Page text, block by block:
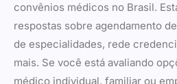
convênios médicos no Brasil.
respostas sobre agendamento
de especialidades, rede
mais. Se você está avaliando
médico individual, familiar ou